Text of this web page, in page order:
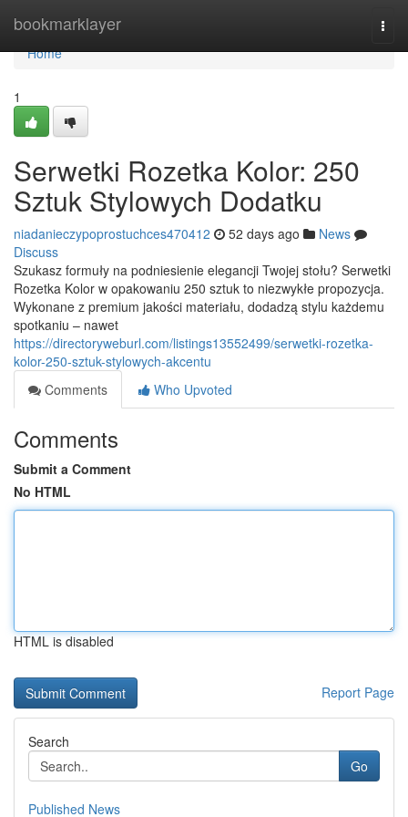
bookmarklayer
Home
Home
1
Serwetki Rozetka Kolor: 250
Sztuk Stylowych Dodatku
niadanieczypoprostuchces470412 52 days ago
News
Discuss
Szukasz formuły na podniesienie elegancji Twojej stołu? Serwetki
Rozetka Kolor w opakowaniu 250 sztuk to niezwykłe propozycja.
Wykonane z premium jakości materiału, dodadzą stylu każdemu
spotkaniu – nawet
https://directoryweburl.com/listings13552499/serwetki-rozetka-
kolor-250-sztuk-stylowych-akcentu
Comments
Who Upvoted
Comments
Submit a Comment
No HTML
HTML is disabled
Report Page
Search
Go
Published News